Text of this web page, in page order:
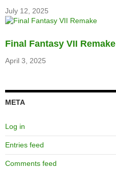
July 12, 2025
Final Fantasy VII Remake
April 3, 2025
META
Log in
Entries feed
Comments feed